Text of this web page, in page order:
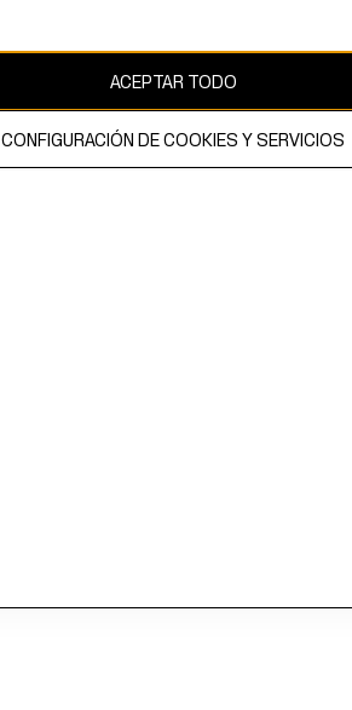
ACEPTAR TODO
CONFIGURACIÓN DE COOKIES Y SERVICIOS